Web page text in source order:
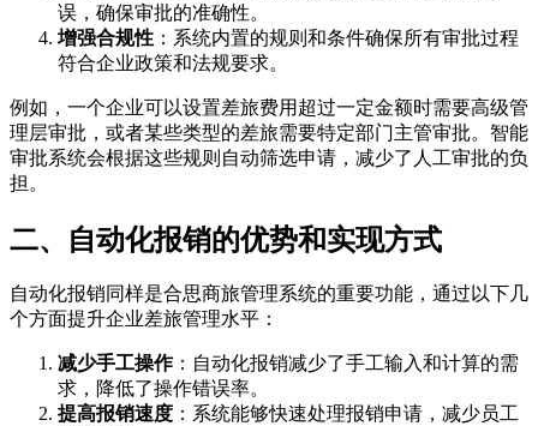
误，确保审批的准确性。
增强合规性 ：系统内置的规则和条件确保所有审批过程
符合企业政策和法规要求。
例如，一个企业可以设置差旅费用超过一定金额时需要高级管
理层审批，或者某些类型的差旅需要特定部门主管审批。智能
审批系统会根据这些规则自动筛选申请，减少了人工审批的负
担。
二、自动化报销的优势和实现方式
自动化报销同样是合思商旅管理系统的重要功能，通过以下几
个方面提升企业差旅管理水平：
减少手工操作：自动化报销减少了手工输入和计算的需
求，降低了操作错误率。
提高报销速度 ：系统能够快速处理报销申请，减少员工